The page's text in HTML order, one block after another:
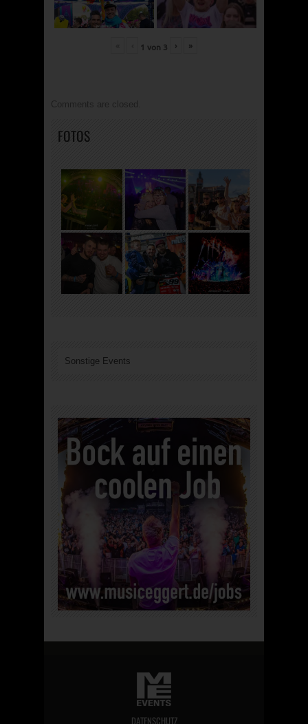
1 von 3 › »
Comments are closed.
FOTOS
Sonstige Events
DATENSCHUTZ